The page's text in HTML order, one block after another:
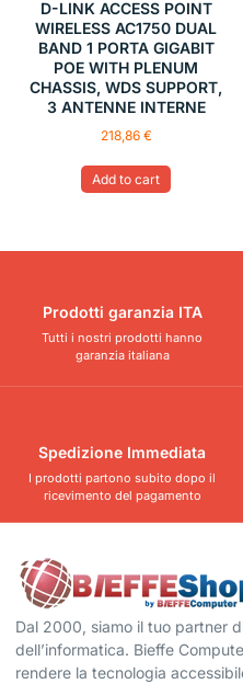
D-LINK ACCESS POINT
WIRELESS AC1750 DUAL
BAND 1 PORTA GIGABIT
POE WITH PLENUM
CHASSIS, WDS SUPPORT,
3 ANTENNE INTERNE
218,86 €
Add to cart
Prodotti garanzia ITA
Tutti i nostri prodotti hanno
garanzia italiana
Spedizione Immediata
I prodotti partono subito dopo il
ricevimento del pagamento
Dal 2000, siamo il tuo partner
dell’informatica. Bieffe
rendere la tecnologia